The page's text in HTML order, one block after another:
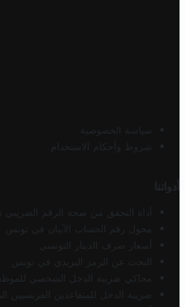
سياسة الخصوصية
شروط وأحكام الاستخدام
أدواتنا
أداة التحقق من صحة الرقم الضريبي
محول رقم الحساب الآيبان في تونس
أسعار صرف الدينار التونسي
البحث عن الرمز البريدي في تونس
محاكي ضريبة الدخل الشخصي
ضريبة الدخل للمتقاعدين الفرنسيين